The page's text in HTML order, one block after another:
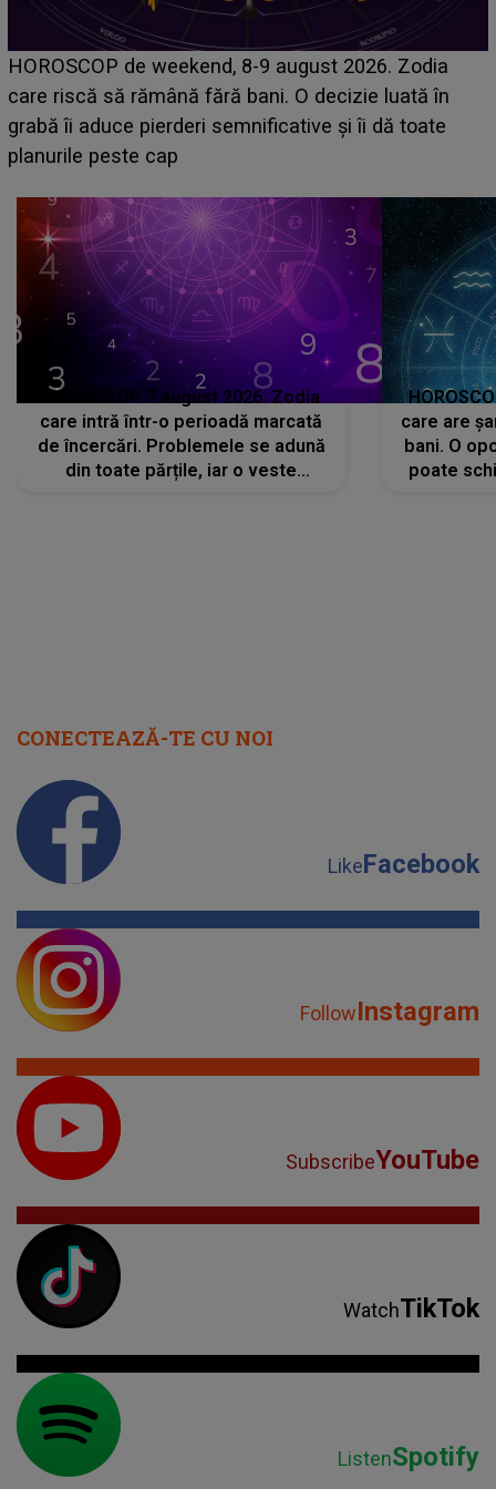
Emanuel a ținut ACEST DETALIU ASCUNS până
acum! În fața Alexandrei, concurentul din Casa Iubirii
face o MĂRTURISIRE NEAȘTEPTATĂ despre mama
sa: "I-am spus și ei în față, eu nu te iubesc pentru
HOROSCOP 7 august 2026. Zodia
care intră într-o perioadă marcată
de încercări. Problemele se adună
din toate părțile, iar o veste
care are
bani. O
poate
CONECTEAZĂ-TE CU NOI
LikeFacebook
FollowInstagram
SubscribeYouTube
WatchTikTok
ListenSpotify